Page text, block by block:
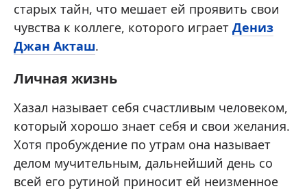
старых тайн, что мешает ей проявить свои
чувства к коллеге, которого играет Дениз
Джан Акташ.
Личная жизнь
Хазал называет себя счастливым человеком,
который хорошо знает себя и свои желания.
Хотя пробуждение по утрам она называет
делом мучительным, дальнейший день со
всей его рутиной приносит ей неизменное